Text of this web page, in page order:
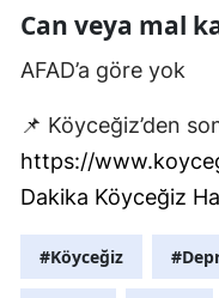
Can veya mal
AFAD’a göre yok
📌 Köyceğiz’den
https://
Dakika Köyceğiz
#Köyceğiz